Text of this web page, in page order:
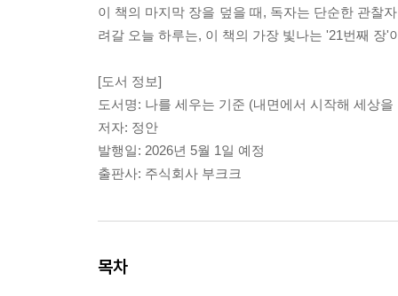
이 책의 마지막 장을 덮을 때, 독자는 단순한 관찰
려갈 오늘 하루는, 이 책의 가장 빛나는 '21번째 장'
[도서 정보]
도서명: 나를 세우는 기준 (내면에서 시작해 세상
저자: 정안
발행일: 2026년 5월 1일 예정
출판사: 주식회사 부크크
목차